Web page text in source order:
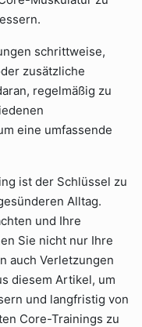
schrittweise,
zusätzliche
regelmäßig zu
eine umfassende
ist der Schlüssel zu
Alltag.
und Ihre
Sie nicht nur Ihre
auch Verletzungen
diesem Artikel, um
und langfristig von
Core-Trainings zu